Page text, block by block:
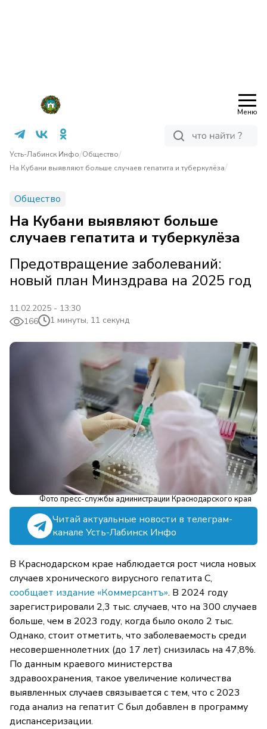
Меню
Усть-Лабинск Инфо/Общество/
На Кубани выявляют больше случаев гепатита и туберкулёза/
Общество
На Кубани выявляют больше
случаев гепатита и туберкулёза
Предотвращение заболеваний:
новый план Минздрава на 2025 год
11.02.2025 - 13:30
166
1 минуты, 11 секунд
Фото пресс-службы администрации Краснодарского края
Читай актуальные новости в телеграм-
канале Усть-Лабинск Инфо
В Краснодарском крае наблюдается рост числа новых
случаев хронического вирусного гепатита C,
сообщает издание «Коммерсантъ». В 2024 году
зарегистрировали 2,3 тыс. случаев, что на 300 случаев
больше, чем в 2023 году, когда было около 2 тыс.
Однако, стоит отметить, что заболеваемость среди
несовершеннолетних (до 17 лет) снизилась на 47,8%.
По данным краевого министерства
здравоохранения, такое увеличение количества
выявленных случаев связывается с тем, что с 2023
года анализ на гепатит C был добавлен в программу
диспансеризации.